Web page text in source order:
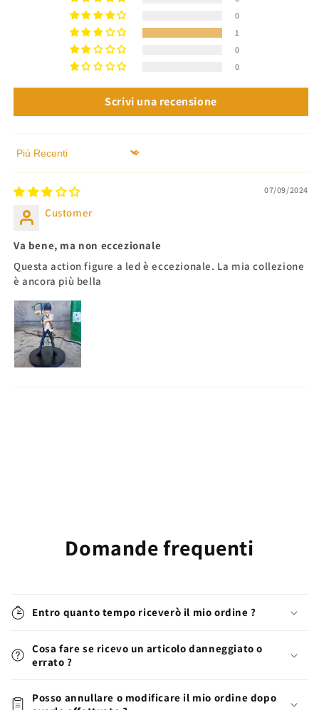
0
1
0
0
Scrivi una recensione
Sort by
07/09/2024
Customer
Va bene, ma non eccezionale
Questa action figure a led è eccezionale. La mia collezione
è ancora più bella
Domande frequenti
Entro quanto tempo riceverò il mio ordine ?
Cosa fare se ricevo un articolo danneggiato o
errato ?
Posso annullare o modificare il mio ordine dopo